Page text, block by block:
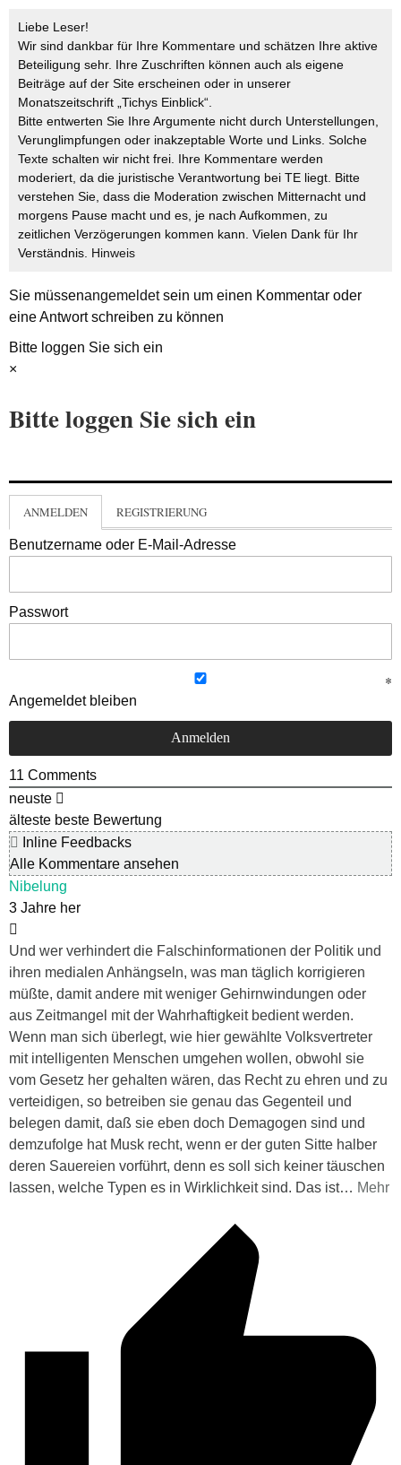
Liebe Leser!
Wir sind dankbar für Ihre Kommentare und schätzen Ihre aktive
Beteiligung sehr. Ihre Zuschriften können auch als eigene
Beiträge auf der Site erscheinen oder in unserer
Monatszeitschrift „Tichys Einblick“.
Bitte entwerten Sie Ihre Argumente nicht durch Unterstellungen,
Verunglimpfungen oder inakzeptable Worte und Links. Solche
Texte schalten wir nicht frei. Ihre Kommentare werden
moderiert, da die juristische Verantwortung bei TE liegt. Bitte
verstehen Sie, dass die Moderation zwischen Mitternacht und
morgens Pause macht und es, je nach Aufkommen, zu
zeitlichen Verzögerungen kommen kann. Vielen Dank für Ihr
Verständnis. Hinweis
Sie müssenangemeldetsein um einen Kommentar oder
eine Antwort schreiben zu können
Bitte loggen Sie sich ein
×
Bitte loggen Sie sich ein
ANMELDEN REGISTRIERUNG
Benutzername oder E-Mail-Adresse
Passwort
Angemeldet bleiben
11 Comments
neuste
älteste beste Bewertung
Inline Feedbacks
Alle Kommentare ansehen
Nibelung
3 Jahre her
Und wer verhindert die Falschinformationen der Politik und
ihren medialen Anhängseln, was man täglich korrigieren
müßte, damit andere mit weniger Gehirnwindungen oder
aus Zeitmangel mit der Wahrhaftigkeit bedient werden.
Wenn man sich überlegt, wie hier gewählte Volksvertreter
mit intelligenten Menschen umgehen wollen, obwohl sie
vom Gesetz her gehalten wären, das Recht zu ehren und zu
verteidigen, so betreiben sie genau das Gegenteil und
belegen damit, daß sie eben doch Demagogen sind und
demzufolge hat Musk recht, wenn er der guten Sitte halber
deren Sauereien vorführt, denn es soll sich keiner täuschen
lassen, welche Typen es in Wirklichkeit sind. Das ist… Mehr